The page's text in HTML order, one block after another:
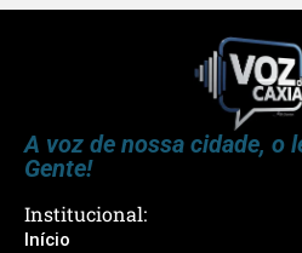
A voz de nossa cidade, o
Gente!
Institucional:
Início